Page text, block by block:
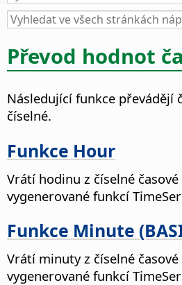
Převod hodnot
Následující funkce převádějí
číselné.
Funkce Hour
Vrátí hodinu z číselné
vygenerované funkcí
Funkce Minute
Vrátí minuty z číselné
vygenerované funkcí